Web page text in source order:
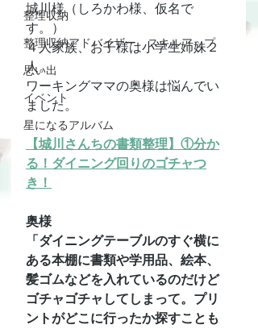
整理収納
整理収納アドバイザー スキルアップ
思い出
イベント
星になるアルバム
城川様（しろかわ様、仮名で
す。）
４人家族、お子様は小学生姉妹２
人。
ワーキングママの奥様は悩んでい
ました。
【城川さんちの書類整理】①分か
る！ダイニング回りのゴチャつ
き！
奥様
「ダイニングテーブルのすぐ横に
ある本棚に書類や学用品、絵本、
髪ゴムなどを入れているのだけど
ゴチャゴチャしてしまって。プリ
ントがどこに行ったか探すことも